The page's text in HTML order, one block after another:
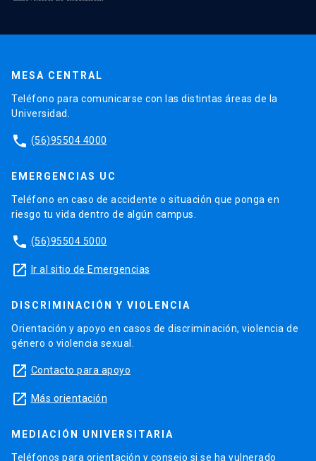
MESA CENTRAL
Teléfono para comunicarse con las distintas áreas de la
Universidad.
phone (56)95504 4000
EMERGENCIAS UC
Teléfono en caso de accidente o situación que ponga en
riesgo tu vida dentro de algún campus.
phone (56)95504 5000
launch Ir al sitio de Emergencias
DISCRIMINACIÓN Y VIOLENCIA
Orientación y apoyo en casos de discriminación, violencia de
género o violencia sexual.
launch Contacto para apoyo
launch Más orientación
MEDIACIÓN UNIVERSITARIA
Teléfonos para orientación y consejo si se ha vulnerado